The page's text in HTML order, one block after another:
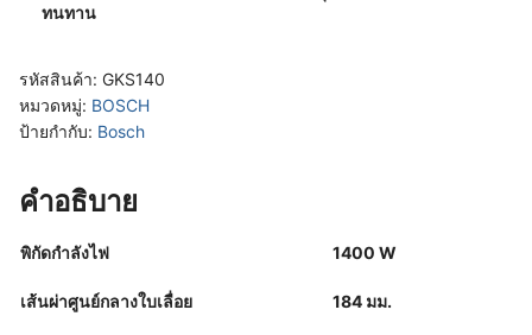
ทนทาน
รหัสสินค้า: GKS140
หมวดหมู่: BOSCH
ป้ายกำกับ: Bosch
คำอธิบาย
พิกัดกำลังไฟ 1400 W
เส้นผ่าศูนย์กลางใบเลื่อย 184 มม.